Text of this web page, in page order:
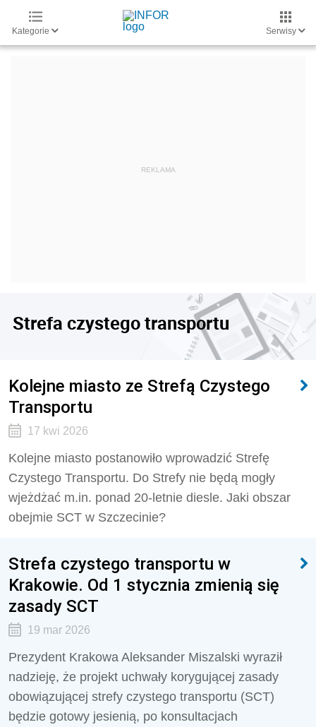
Kategorie Serwisy
Strefa czystego transportu
Kolejne miasto ze Strefą Czystego
Transportu
17 kwi 2026
Kolejne miasto postanowiło wprowadzić Strefę
Czystego Transportu. Do Strefy nie będą mogły
wjeżdżać m.in. ponad 20-letnie diesle. Jaki obszar
obejmie SCT w Szczecinie?
Strefa czystego transportu w
Krakowie. Od 1 stycznia zmienią się
zasady SCT
19 mar 2026
Prezydent Krakowa Aleksander Miszalski wyraził
nadzieję, że projekt uchwały korygującej zasady
obowiązującej strefy czystego transportu (SCT)
będzie gotowy jesienią, po konsultacjach